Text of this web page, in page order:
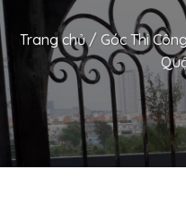
Trang chủ/ Góc Thi